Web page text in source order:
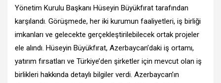
Yönetim Kurulu Başkanı Hüseyin Büyükfırat tarafından
karşılandı. Görüşmede, her iki kurumun faaliyetleri, iş birliği
imkanları ve gelecekte gerçekleştirilebilecek ortak projeler
ele alındı. Hüseyin Büyükfırat, Azerbaycan’daki iş ortamı,
yatırım fırsatları ve Türkiye’den şirketler için mevcut olan iş
birlikleri hakkında detaylı bilgiler verdi. Azerbaycan’ın